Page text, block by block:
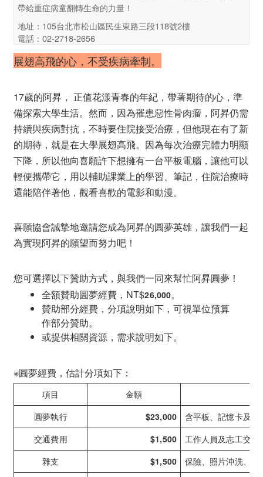
帶給重症病童翻轉生命的力量！
地址：105台北市松山區民生東路三段118號2樓
電話：02-2718-2656
展翅高飛的心，不受疾病牽制。
17歲的阿昇， 正值花漾青春的年紀，帶著期待的心，準
備探索大學生活。然而，因為罹患惡性骨肉瘤，阿昇仍需
持續與疾病對抗，不時要住院接受治療，但他現在有了新
的期待，就是在大學展翅高飛。因為每次治療完體力明顯
下降，所以他向喜願許下想擁有一台平板電腦，讓他可以
輕便攜帶它，用以輔助課業上的學習、筆記，住院治療時
還能陪伴著他，觀看喜歡的電影和動漫。
喜願協會誠摯地邀請您成為阿昇的圓夢英雄，讓我們一起
為實現阿昇的願望而努力吧！
您可選擇以下贊助方式，與我們一同來幫忙阿昇圓夢！
全額贊助圓夢經費，NT$26,000。
贊助部分經費，分項說明如下，可視單位預算
作部分贊助。
或提供相關資源，需求說明如下。
※圓夢經費，估計分項如下：
項目
金額
圓夢執行
$23,000
含平板、記憶卡及平
交通費用
$1,500
工作人員及志工交通
雜支
$1,500 保險、照片沖洗、郵